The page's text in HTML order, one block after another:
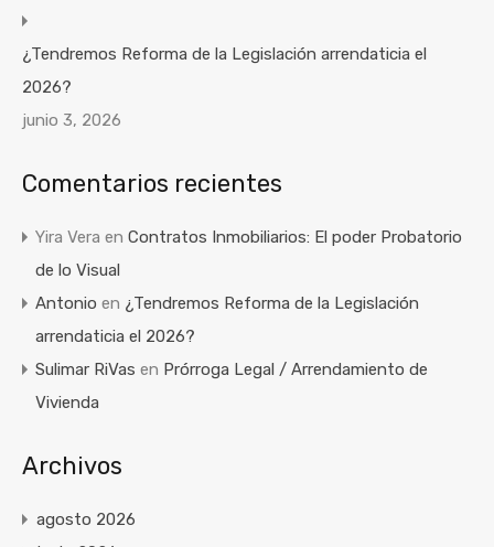
¿Tendremos Reforma de la Legislación arrendaticia el
2026?
junio 3, 2026
Comentarios recientes
Yira Vera en Contratos Inmobiliarios: El poder Probatorio
de lo Visual
Antonio en ¿Tendremos Reforma de la Legislación
arrendaticia el 2026?
Sulimar RiVas en Prórroga Legal / Arrendamiento de
Vivienda
Archivos
agosto 2026